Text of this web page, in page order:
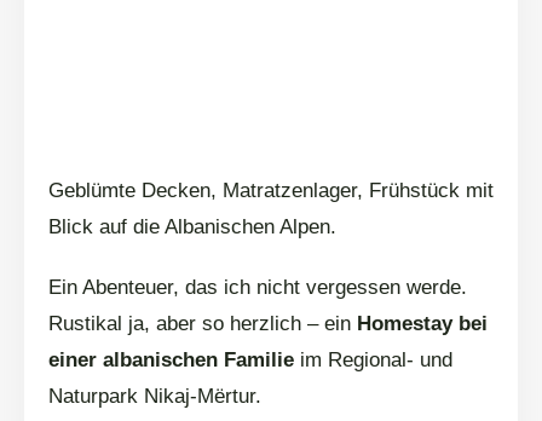
Geblümte Decken, Matratzenlager, Frühstück mit
Blick auf die Albanischen Alpen.
Ein Abenteuer, das ich nicht vergessen werde.
Rustikal ja, aber so herzlich – ein Homestay bei
einer albanischen Familie im Regional- und
Naturpark Nikaj-Mërtur.